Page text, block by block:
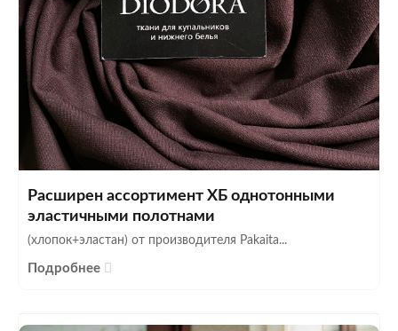
Расширен ассортимент ХБ однотонными
эластичными полотнами
(хлопок+эластан) от производителя Pakaita...
Подробнее